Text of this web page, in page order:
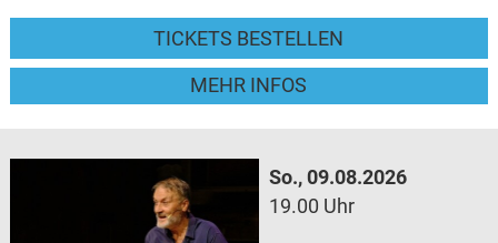
TICKETS BESTELLEN
MEHR INFOS
So., 09.08.2026
19.00 Uhr